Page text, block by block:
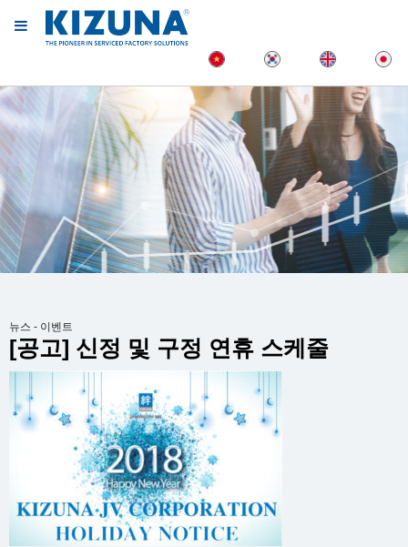
뉴스 - 이벤트
[공고] 신정 및 구정 연휴 스케줄